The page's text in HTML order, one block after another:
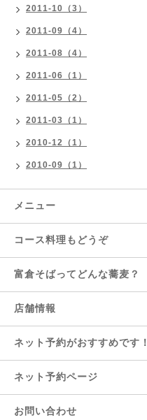
2011-10（3）
2011-09（4）
2011-08（4）
2011-06（1）
2011-05（2）
2011-03（1）
2010-12（1）
2010-09（1）
メニュー
コース料理もどうぞ
富倉そばってどんな蕎麦？
店舗情報
ネット予約がおすすめです！
ネット予約ページ
お問い合わせ